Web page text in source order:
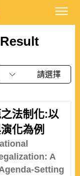
請選擇
法制化:以
化為例
A
Setting